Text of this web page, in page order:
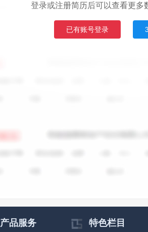
登录或注册简历后可以查看更多
已有账号登录
产品服务 特色栏目